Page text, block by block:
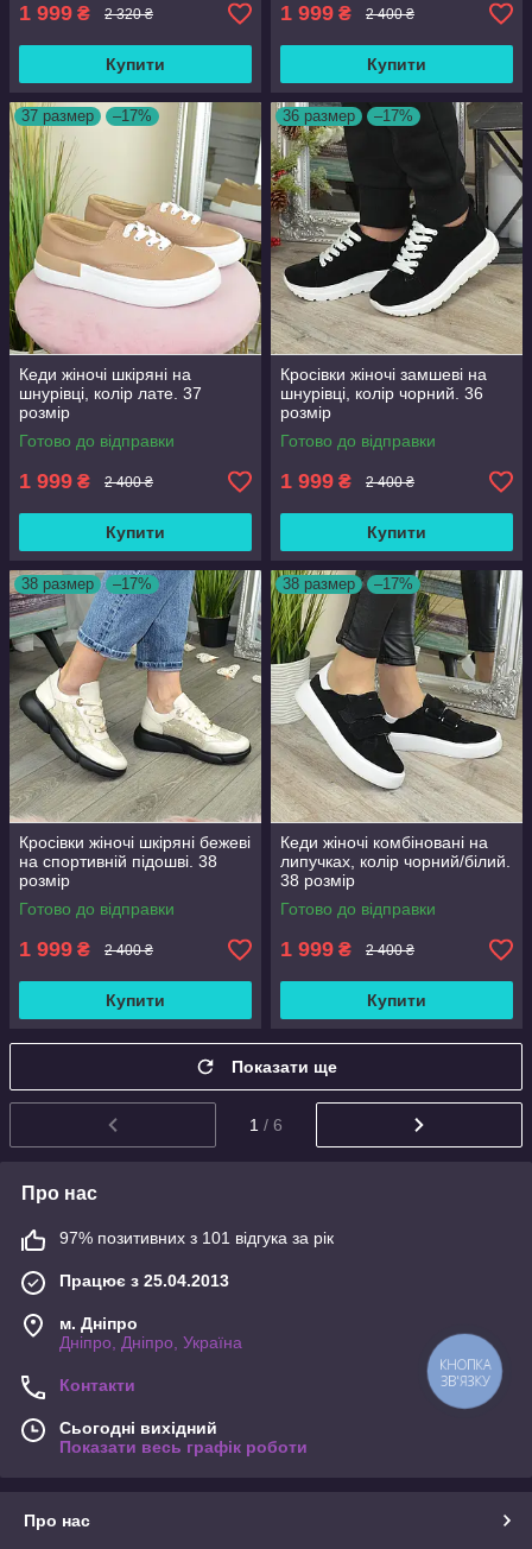
1 999 ₴ 2 320 ₴
Купити
1 999 ₴ 2 400 ₴
Купити
37 размер –17%
Кеди жіночі шкіряні на
шнурівці, колір лате. 37
розмір
Готово до відправки
1 999 ₴ 2 400 ₴
Купити
36 размер –17%
Кросівки жіночі замшеві на
шнурівці, колір чорний. 36
розмір
Готово до відправки
1 999 ₴ 2 400 ₴
Купити
38 размер –17%
Кросівки жіночі шкіряні бежеві
на спортивній підошві. 38
розмір
Готово до відправки
1 999 ₴ 2 400 ₴
Купити
38 размер –17%
Кеди жіночі комбіновані на
липучках, колір чорний/білий.
38 розмір
Готово до відправки
1 999 ₴ 2 400 ₴
Купити
Показати ще
1 / 6
Про нас
97% позитивних з 101 відгука за рік
Працює з 25.04.2013
м. Дніпро
Дніпро, Дніпро, Україна
Контакти
Сьогодні вихідний
Показати весь графік роботи
Про нас
КНОПКА
ЗВ'ЯЗКУ